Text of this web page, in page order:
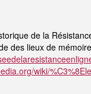
de la
des lieux de
wiki/